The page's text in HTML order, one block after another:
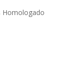
Homologado